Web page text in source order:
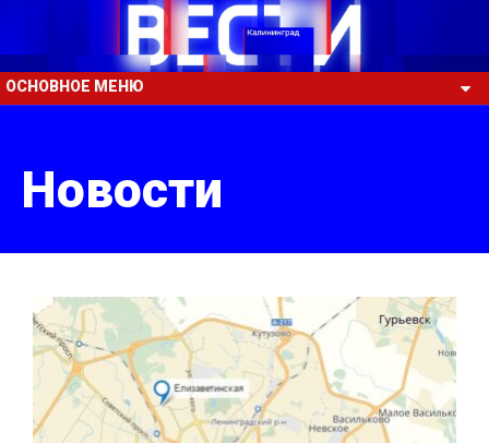
ОСНОВНОЕ МЕНЮ
Новости